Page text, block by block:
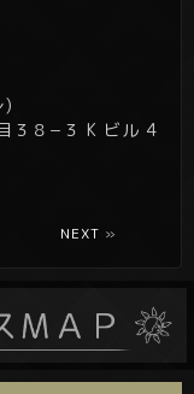
)
３８−３ K ビル 4
NEXT »